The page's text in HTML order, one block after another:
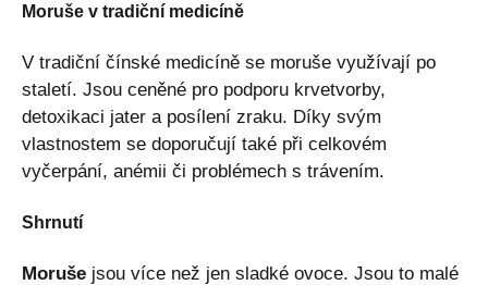
Moruše v tradiční medicíně
V tradiční čínské medicíně se moruše využívají po
staletí. Jsou ceněné pro podporu krvetvorby,
detoxikaci jater a posílení zraku. Díky svým
vlastnostem se doporučují také při celkovém
vyčerpání, anémii či problémech s trávením.
Shrnutí
Moruše jsou více než jen sladké ovoce. Jsou to malé